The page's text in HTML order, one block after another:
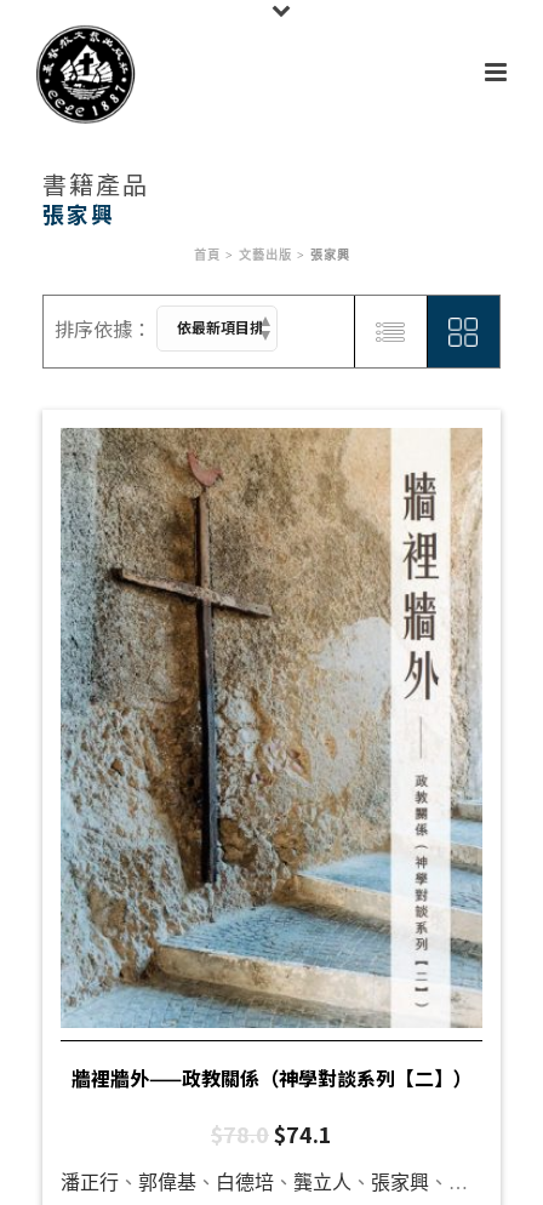
書籍產品
首頁 > 文藝出版 > 張家興
張家興
牆裡牆外——政教關係（神學對談系列【二】）
$78.0$74.1
潘正行 、 郭偉基 、 白德培 、 龔立人 、 張家興 、 羅秉祥